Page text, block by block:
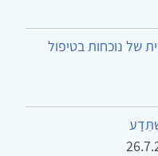
של נוכחות בטיפול